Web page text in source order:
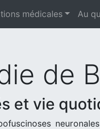
médicales Au
de
et vie